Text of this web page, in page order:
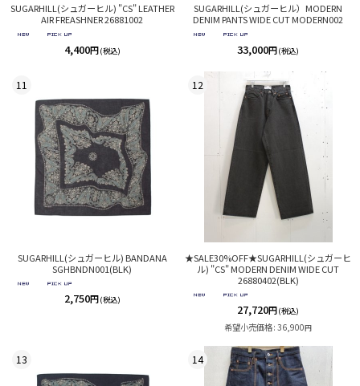
SUGARHILL(シュガーヒル) "CS" LEATHER
AIR FREASHNER 26881002
4,400円(税込)
SUGARHILL(シュガーヒル）MODERN
DENIM PANTS WIDE CUT MODERN002
33,000円(税込)
11
SUGARHILL(シュガーヒル) BANDANA
SGHBNDN001(BLK)
2,750円(税込)
12
★SALE30%OFF★SUGARHILL(シュガーヒ
ル) "CS" MODERN DENIM WIDE CUT
26880402(BLK)
27,720円(税込)
希望小売価格: 36,900円
13 14